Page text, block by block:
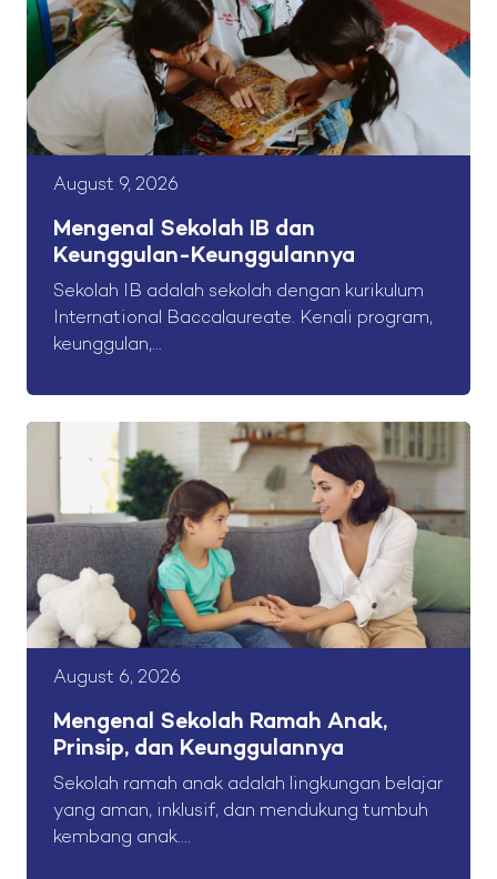
August 9, 2026
Mengenal Sekolah IB dan
Keunggulan-Keunggulannya
Sekolah IB adalah sekolah dengan kurikulum
International Baccalaureate. Kenali program,
keunggulan,...
August 6, 2026
Mengenal Sekolah Ramah Anak,
Prinsip, dan Keunggulannya
Sekolah ramah anak adalah lingkungan belajar
yang aman, inklusif, dan mendukung tumbuh
kembang anak....